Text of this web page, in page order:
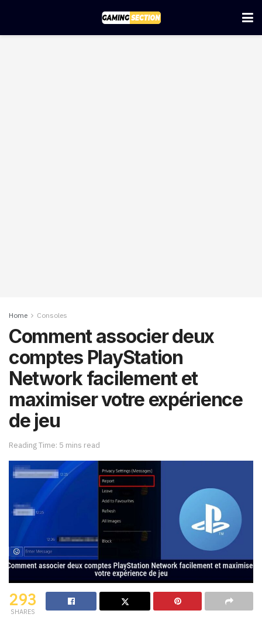
Home Consoles
Comment associer deux
comptes PlayStation
Network facilement et
maximiser votre expérience
de jeu
Reading Time: 5 mins read
293
SHARES